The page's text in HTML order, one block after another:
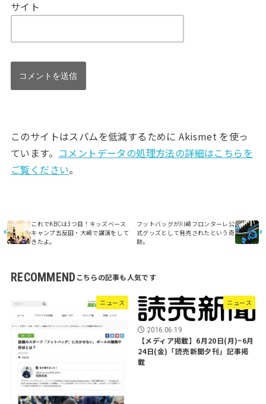
サイト
このサイトはスパムを低減するために Akismet を使っ
ています。 コメントデータの処理方法の詳細はこちらを
ご覧ください。
これでKBCは3つ目！キッズベース
キャンプ五反田・大崎で講演をして
きたよ。
フットバッグが川崎フロンターレ公
式グッズとして発売されたという奇
跡。
RECOMMEND
ニュース ニュース
2016.06.19
【メディア掲載】6月20日(月)~6月
24日(金)「読売新聞夕刊」記事掲
載